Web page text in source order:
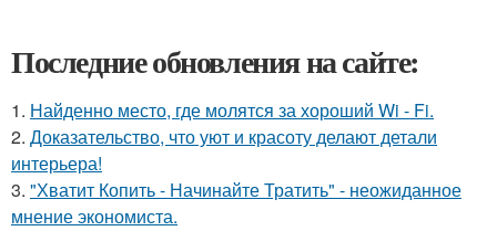
Последние обновления на сайте:
1. Найденно место, где молятся за хороший Wi - Fi.
2. Доказательство, что уют и красоту делают детали
интерьера!
3. "Хватит Копить - Начинайте Тратить" - неожиданное
мнение экономиста.